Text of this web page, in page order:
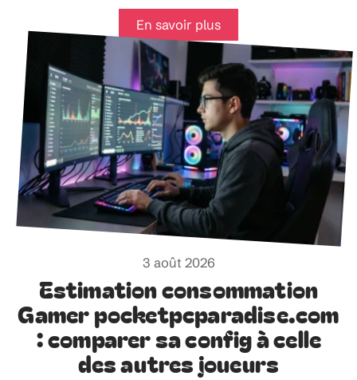
En savoir plus
3 août 2026
Estimation consommation
Gamer pocketpcparadise.com
: comparer sa config à celle
des autres joueurs